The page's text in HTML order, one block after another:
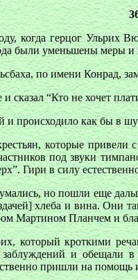
когда герцог Ульрих
были уменьшены меры
по имени Конрад,
сказал “Кто не хочет
и происходило как бы в
которые
под звуки
Гири в силу
но пошли еще
хлеба и вина. Они
Мартином Планчем и
который кроткими
и обещали
пришли на помощь